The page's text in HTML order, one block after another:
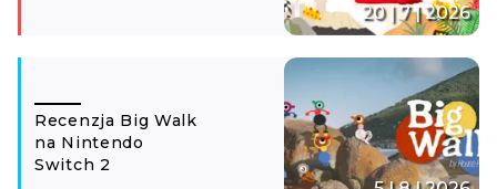
20 | 7 | 2026
Recenzja Big Walk
na Nintendo
Switch 2